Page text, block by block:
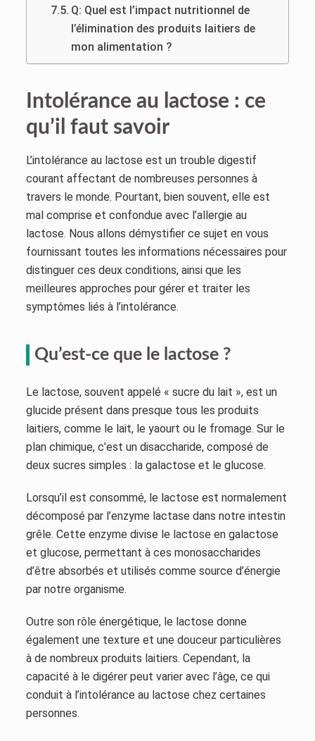
Q: Quel est l’impact nutritionnel de
l’élimination des produits laitiers de
mon alimentation ?
Intolérance au lactose : ce
qu’il faut savoir
L’intolérance au lactose est un trouble digestif
courant affectant de nombreuses personnes à
travers le monde. Pourtant, bien souvent, elle est
mal comprise et confondue avec l’allergie au
lactose. Nous allons démystifier ce sujet en vous
fournissant toutes les informations nécessaires pour
distinguer ces deux conditions, ainsi que les
meilleures approches pour gérer et traiter les
symptômes liés à l’intolérance.
Qu’est-ce que le lactose ?
Le lactose, souvent appelé « sucre du lait », est un
glucide présent dans presque tous les produits
laitiers, comme le lait, le yaourt ou le fromage. Sur le
plan chimique, c’est un disaccharide, composé de
deux sucres simples : la galactose et le glucose.
Lorsqu’il est consommé, le lactose est normalement
décomposé par l’enzyme lactase dans notre intestin
grêle. Cette enzyme divise le lactose en galactose
et glucose, permettant à ces monosaccharides
d’être absorbés et utilisés comme source d’énergie
par notre organisme.
Outre son rôle énergétique, le lactose donne
également une texture et une douceur particulières
à de nombreux produits laitiers. Cependant, la
capacité à le digérer peut varier avec l’âge, ce qui
conduit à l’intolérance au lactose chez certaines
personnes.